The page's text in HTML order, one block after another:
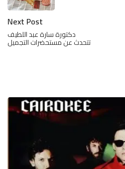
Next Post
دكتورة سارة عبد اللطيف
تتحدث عن مستحضرات التجميل